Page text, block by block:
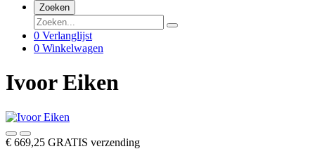
Zoeken
0 Verlanglijst
0 Winkelwagen
Ivoor Eiken
€ 669,25 GRATIS verzending